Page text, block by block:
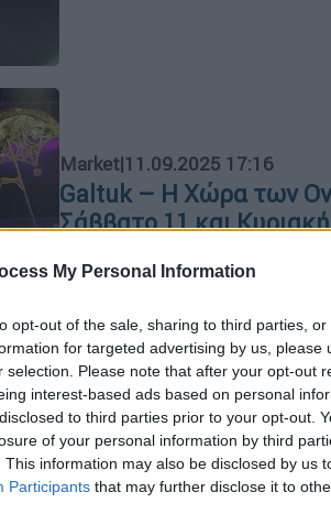
My Personal Information
opt-out of the sale, sharing to third parties,
for targeted advertising by us, please
selection. Please note that after your opt-out
interest-based ads based on personal
to third parties prior to your opt-out.
of your personal information by third
This information may also be disclosed by us
Participants that may further disclose it to
Market|11.09.2025 17:16
Galtuk – Η Χώρα των
Σάββατο 11 και
Ένα ταξίδι στη χώρα της
Viral|24.02.2024 08:15
Τρομακτικές εικόνες: